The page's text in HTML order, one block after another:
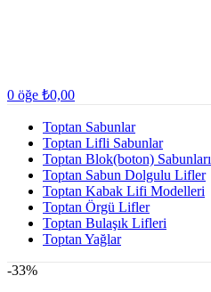
0 öğe ₺0,00
Toptan Sabunlar
Toptan Lifli Sabunlar
Toptan Blok(boton) Sabunları
Toptan Sabun Dolgulu Lifler
Toptan Kabak Lifi Modelleri
Toptan Örgü Lifler
Toptan Bulaşık Lifleri
Toptan Yağlar
-33%